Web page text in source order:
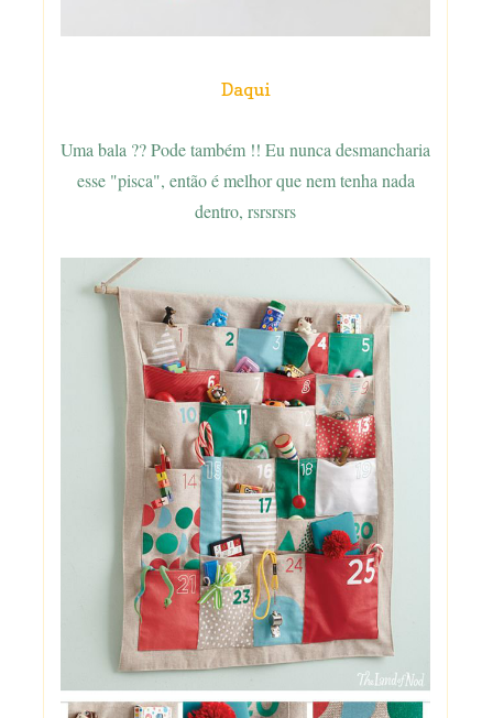
Daqui
Uma bala ?? Pode também !! Eu nunca desmancharia
esse "pisca", então é melhor que nem tenha nada
dentro, rsrsrsrs